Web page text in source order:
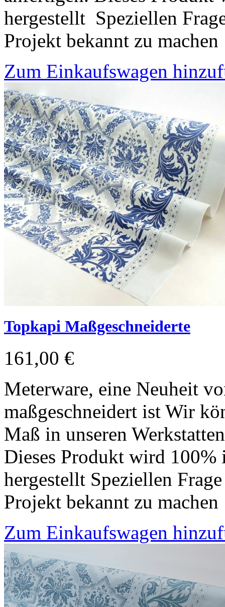
hergestellt Speziellen
Projekt bekannt zu machen
Zum Einkaufswagen
Topkapi Maßgeschneiderte
161,00 €
Meterware, eine Neuheit
maßgeschneidert ist Wir
Maß in unseren
Dieses Produkt wird 100%
hergestellt Speziellen
Projekt bekannt zu machen
Zum Einkaufswagen